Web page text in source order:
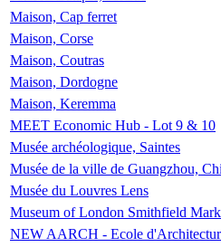
Maison, Cap ferret
Maison, Corse
Maison, Coutras
Maison, Dordogne
Maison, Keremma
MEET Economic Hub - Lot 9 & 10
Musée archéologique, Saintes
Musée de la ville de Guangzhou,
Musée du Louvres Lens
Museum of London Smithfield
NEW AARCH - Ecole